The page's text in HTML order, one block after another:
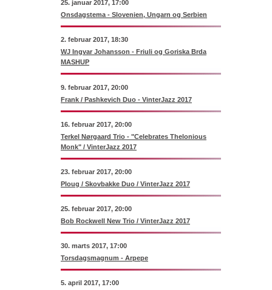
25. januar 2017, 17:00
Onsdagstema - Slovenien, Ungarn og Serbien
2. februar 2017, 18:30
WJ Ingvar Johansson - Friuli og Goriska Brda
MASHUP
9. februar 2017, 20:00
Frank / Pashkevich Duo - VinterJazz 2017
16. februar 2017, 20:00
Terkel Nørgaard Trio - "Celebrates Thelonious
Monk" / VinterJazz 2017
23. februar 2017, 20:00
Ploug / Skovbakke Duo / VinterJazz 2017
25. februar 2017, 20:00
Bob Rockwell New Trio / VinterJazz 2017
30. marts 2017, 17:00
Torsdagsmagnum - Arpepe
5. april 2017, 17:00